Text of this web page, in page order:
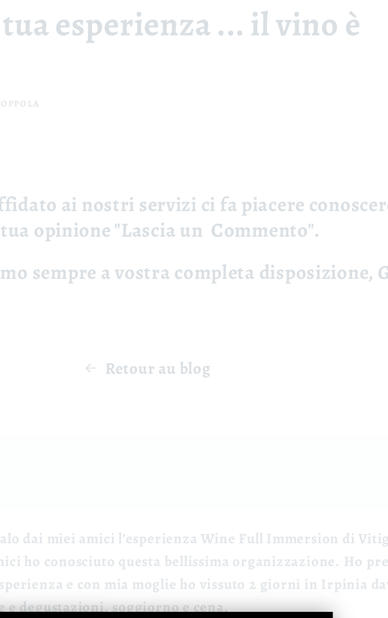
esperienza ... il vino è
ai nostri servizi ci fa piacere
opinione "Lascia un Commento".
sempre a vostra completa disposizione,
Retour au blog
dai miei amici l’esperienza Wine Full Immersion di
ho conosciuto questa bellissima organizzazione. Ho
e con mia moglie ho vissuto 2 giorni in Irpinia
e degustazioni, soggiorno e cena.